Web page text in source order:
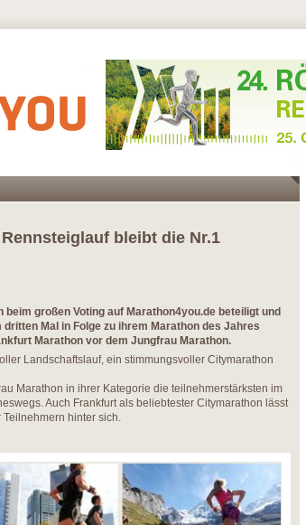
bleibt die Nr.1
großen Voting auf Marathon4you.de beteiligt und
Mal in Folge zu ihrem Marathon des Jahres
Marathon vor dem Jungfrau Marathon.
Landschaftslauf, ein stimmungsvoller Citymarathon
Marathon in ihrer Kategorie die teilnehmerstärksten im
Auch Frankfurt als beliebtester Citymarathon lässt
hinter sich.